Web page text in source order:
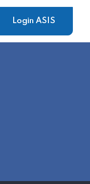
Login ASIS